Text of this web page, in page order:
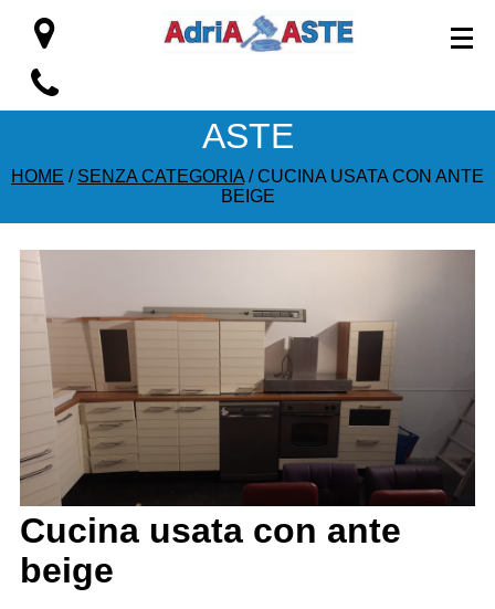
ASTE
HOME / SENZA CATEGORIA / CUCINA USATA CON ANTE
BEIGE
Cucina usata con ante
beige